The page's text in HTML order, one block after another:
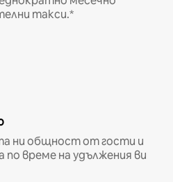
такси.*
ни общност от гости и
време на удължения ви